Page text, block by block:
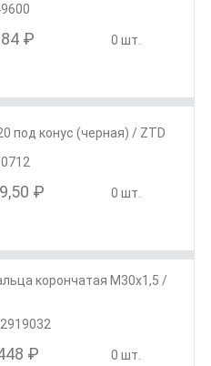
84 ₽ 0 шт.
под конус (черная) / ZTD
₽ 0 шт.
корончатая М30х1,5 /
₽ 0 шт.